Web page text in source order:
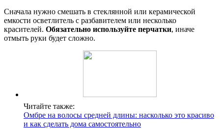
Сначала нужно смешать в стеклянной или керамической
емкости осветлитель с разбавителем или несколько
красителей. Обязательно используйте перчатки, иначе
отмыть руки будет сложно.
Читайте также:
Омбре на волосы средней длины: насколько это красиво
и как сделать дома самостоятельно